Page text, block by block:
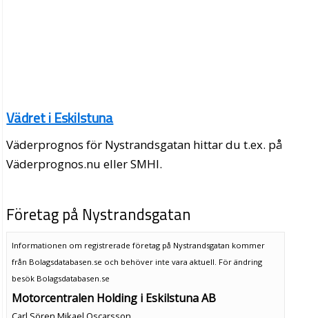
Vädret i Eskilstuna
Väderprognos för Nystrandsgatan hittar du t.ex. på
Väderprognos.nu eller SMHI.
Företag på Nystrandsgatan
Informationen om registrerade företag på Nystrandsgatan kommer
från Bolagsdatabasen.se och behöver inte vara aktuell. För ändring
besök Bolagsdatabasen.se
Motorcentralen Holding i Eskilstuna AB